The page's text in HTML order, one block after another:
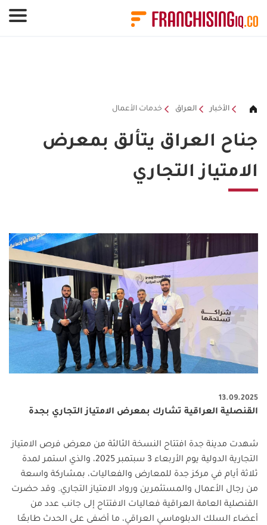
الأخبار العراق خدمات الأعمال
جناح العراق يتألق بمعرض
الامتياز التجاري
13.09.2025
القنصلية العراقية تشارك بمعرض الامتياز التجاري بجدة
شهدت مدينة جدة افتتاح النسخة الثالثة من معرض فرص الامتياز
التجارية الدولية يوم الأربعاء 3 سبتمبر 2025، والذي استمر لمدة
ثلاثة أيام في مركز جدة للمعارض والفعاليات، بمشاركة واسعة
من رجال الأعمال والمستثمرين ورواد الامتياز التجاري. وقد حضرت
القنصلية العامة العراقية فعاليات الافتتاح إلى جانب عدد من
أعضاء السلك الدبلوماسي العراقي، ما أضفى على الحدث طابعًا
لوحة إدارة ملفات تعريف الارتباط